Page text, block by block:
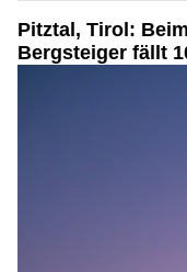
Pitztal, Tirol:
Bergsteiger fällt